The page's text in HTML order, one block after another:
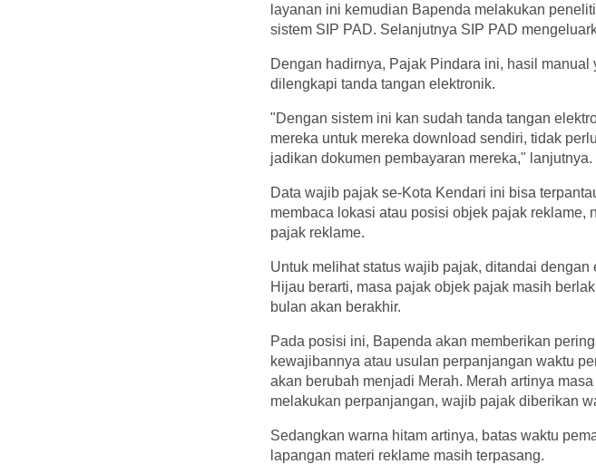
layanan ini kemudian Bapenda melakukan
sistem SIP PAD. Selanjutnya SIP PAD
Dengan hadirnya, Pajak Pindara ini, hasil
dilengkapi tanda tangan elektronik.
"Dengan sistem ini kan sudah tanda tangan
mereka untuk mereka download sendiri, tidak
jadikan dokumen pembayaran mereka," lanjutnya.
Data wajib pajak se-Kota Kendari ini bisa
membaca lokasi atau posisi objek pajak reklame,
pajak reklame.
Untuk melihat status wajib pajak, ditandai
Hijau berarti, masa pajak objek pajak masih
bulan akan berakhir.
Pada posisi ini, Bapenda akan memberikan
kewajibannya atau usulan perpanjangan waktu
akan berubah menjadi Merah. Merah artinya
melakukan perpanjangan, wajib pajak diberikan
Sedangkan warna hitam artinya, batas waktu
lapangan materi reklame masih terpasang.